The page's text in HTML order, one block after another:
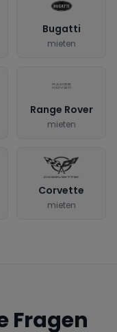
Bugatti
mieten
Range Rover
mieten
Corvette
mieten
Fragen